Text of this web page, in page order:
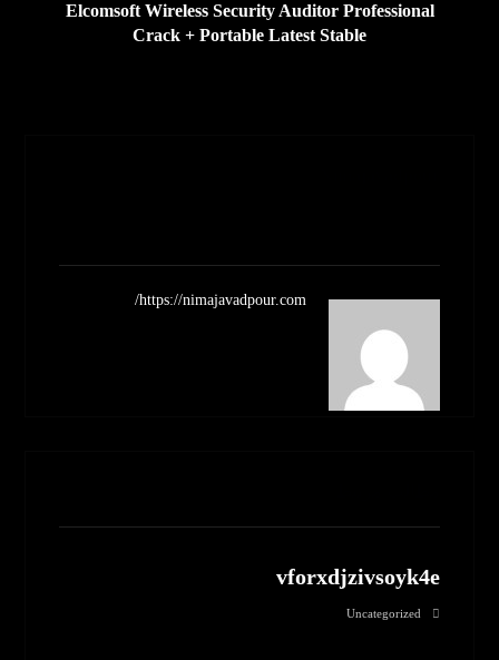
Elcomsoft Wireless Security Auditor Professional
Crack + Portable Latest Stable
https://nimajavadpour.com/
vforxdjzivsoyk4e
Uncategorized